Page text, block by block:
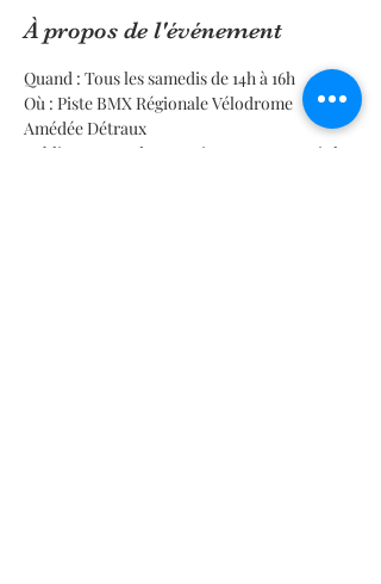
À propos de l'événement
Quand : Tous les samedis de 14h à 16h
Où : Piste BMX Régionale Vélodrome
Amédée Détraux
Public : Jeunes de tous niveaux, y compris les